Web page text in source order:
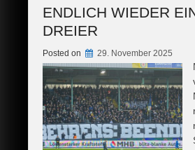
ENDLICH WIEDER
DREIER
Posted on 29. November 2025